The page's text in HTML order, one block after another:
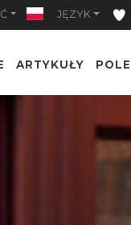
JĘZYK
ARTYKUŁY